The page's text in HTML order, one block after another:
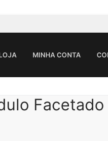
MINHA CONTA
Pesquisar por: